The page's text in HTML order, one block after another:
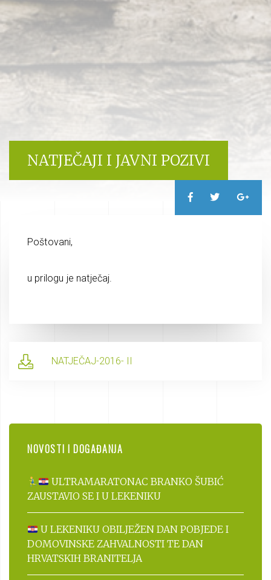
NATJEČAJI I JAVNI POZIVI
Poštovani,
u prilogu je natječaj.
NATJEČAJ-2016- II
NOVOSTI I DOGAĐANJA
ULTRAMARATONAC BRANKO ŠUBIĆ
ZAUSTAVIO SE I U LEKENIKU
U LEKENIKU OBILJEŽEN DAN POBJEDE I
DOMOVINSKE ZAHVALNOSTI TE DAN
HRVATSKIH BRANITELJA